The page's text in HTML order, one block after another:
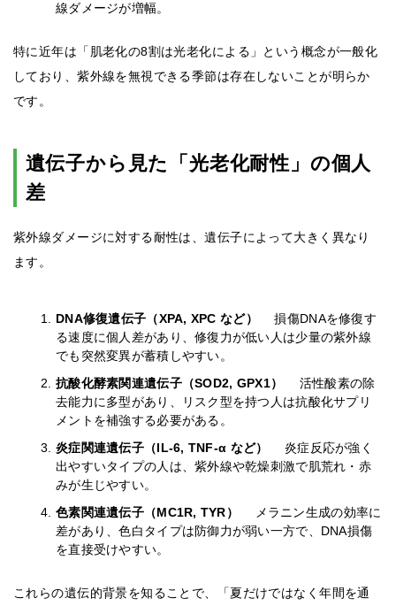
線ダメージが増幅。
特に近年は「肌老化の8割は光老化による」という概念が一般化
しており、紫外線を無視できる季節は存在しないことが明らか
です。
遺伝子から見た「光老化耐性」の個人
差
紫外線ダメージに対する耐性は、遺伝子によって大きく異なり
ます。
DNA修復遺伝子（XPA, XPC など）
損傷DNAを修復す
る速度に個人差があり、修復力が低い人は少量の紫外線
でも突然変異が蓄積しやすい。
抗酸化酵素関連遺伝子（SOD2, GPX1）
活性酸素の除
去能力に多型があり、リスク型を持つ人は抗酸化サプリ
メントを補強する必要がある。
炎症関連遺伝子（IL-6, TNF-α など）
炎症反応が強く
出やすいタイプの人は、紫外線や乾燥刺激で肌荒れ・赤
みが生じやすい。
色素関連遺伝子（MC1R, TYR）
メラニン生成の効率に
差があり、色白タイプは防御力が弱い一方で、DNA損傷
を直接受けやすい。
これらの遺伝的背景を知ることで、「夏だけではなく年間を通